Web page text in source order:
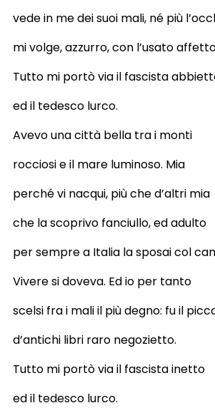
vede in me dei suoi mali, né più
mi volge, azzurro, con l’usato
Tutto mi portò via il fascista
ed il tedesco lurco.
Avevo una città bella tra i monti
rocciosi e il mare luminoso. Mia
perché vi nacqui, più che d’altri mia
che la scoprivo fanciullo, ed adulto
per sempre a Italia la sposai col
Vivere si doveva. Ed io per tanto
scelsi fra i mali il più degno: fu il
d’antichi libri raro negozietto.
Tutto mi portò via il fascista inetto
ed il tedesco lurco.